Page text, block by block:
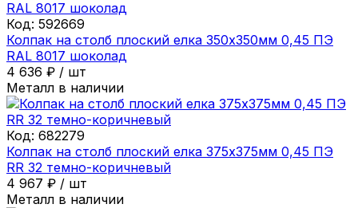
Код: 592669
Колпак на столб плоский елка 350х350мм 0,45 ПЭ
RAL 8017 шоколад
4 636 ₽ / шт
Металл в наличии
Код: 682279
Колпак на столб плоский елка 375х375мм 0,45 ПЭ
RR 32 темно-коричневый
4 967 ₽ / шт
Металл в наличии